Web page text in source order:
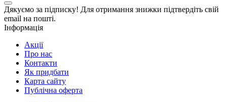
Дякуємо за підписку! Для отримання знижки підтвердіть свій
email на пошті.
Інформація
Акції
Про нас
Контакти
Як придбати
Карта сайту
Публiчна оферта